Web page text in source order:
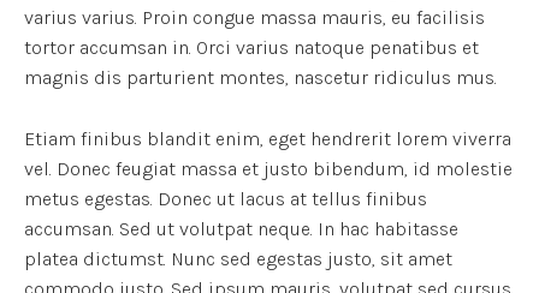
varius varius. Proin congue massa mauris, eu facilisis
tortor accumsan in. Orci varius natoque penatibus et
magnis dis parturient montes, nascetur ridiculus mus.
Etiam finibus blandit enim, eget hendrerit lorem viverra
vel. Donec feugiat massa et justo bibendum, id molestie
metus egestas. Donec ut lacus at tellus finibus
accumsan. Sed ut volutpat neque. In hac habitasse
platea dictumst. Nunc sed egestas justo, sit amet